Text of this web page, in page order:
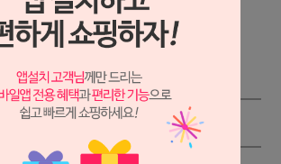
상세보기
47,000원적립금:100원